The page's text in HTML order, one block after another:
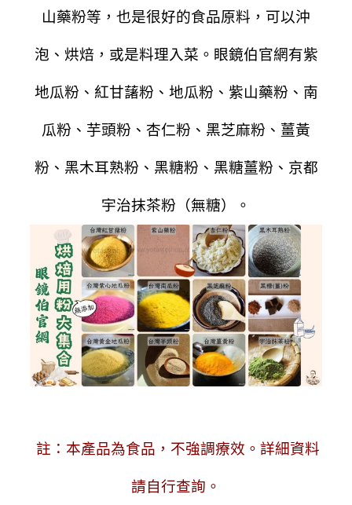
山藥粉等，也是很好的食品原料，可以沖
泡、烘焙，或是料理入菜。眼鏡伯官網有紫
地瓜粉、紅甘藷粉、地瓜粉、紫山藥粉、南
瓜粉、芋頭粉、杏仁粉、黑芝麻粉、薑黃
粉、黑木耳熟粉、黑糖粉、黑糖薑粉、京都
宇治抹茶粉（無糖）。
註：本產品為食品，不強調療效。詳細資料
請自行查詢。